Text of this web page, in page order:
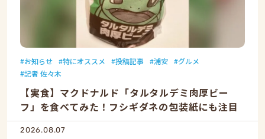
お知らせ 特にオススメ 投稿記事 浦安
グルメ
記者 佐々木
【実食】マクドナルド「タルタルデミ肉厚ビー
フ」を食べてみた！フシギダネの包装紙にも注目
2026.08.07